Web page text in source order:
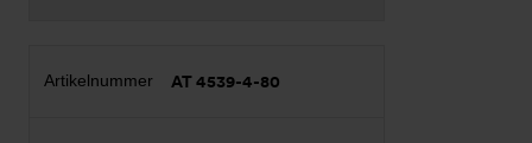
AT 4539-4-80